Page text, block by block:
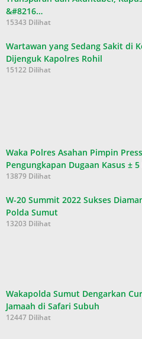
&#8216…
15343 Dilihat
Wartawan yang Sedang Sakit di
Dijenguk Kapolres Rohil
15122 Dilihat
Waka Polres Asahan Pimpin
Pengungkapan Dugaan Kasus ± 5
13879 Dilihat
W-20 Summit 2022 Sukses
Polda Sumut
13203 Dilihat
Wakapolda Sumut Dengarkan
Jamaah di Safari Subuh
12447 Dilihat